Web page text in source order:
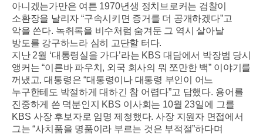
아니겠는가만은 여튼 1970년생 정치브로커는 검찰이
소환장을 날리자 “구속시키면 증거를 더 공개하겠다”고
악을 쓴다. 녹취록을 비수처럼 숨겨둔 그 역시 살아날
방도를 강구하느라 심히 고단할 터다.
지난 2월 ‘대통령실을 가다’라는 KBS대담에서 박장범 당시
앵커는“이른바 파우치 , 외국 회사의 뭐 쪼만한 백” 이야기를
꺼냈고,대통령은“대통령이나 대통령 부인이 어느
누구한테도 박절하게 대하긴 참 어렵다”고 답했다. 용어를
진중하게 쓴 덕분인지
KBS 이사회는 10월 23일에 그를
KBS 사장 후보자로 임명 제청했다.사장 지원자 면접에서
그는“사치품을 명품이라 부르는 것은 부적절”하다며